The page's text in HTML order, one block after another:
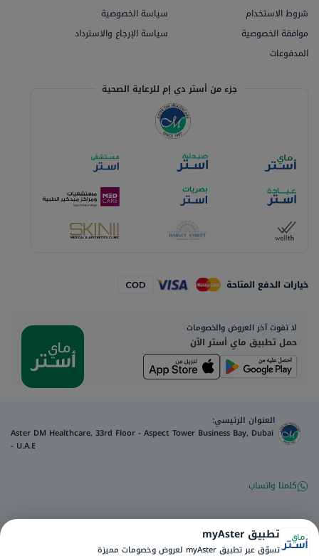
شروط الاستخدام
سياسة الخصوصية
موافقة الخصوصية
سياسة الإرجاع والاسترداد
المدفوعات
جزء من أستر دي إم للرعاية الصحية
خيارات الدفع المتاحة
لا تفوت آخر العروض والخصومات
حمل تطبيق ماي أستر الآن
العنوان الرئيسي:
Aster DM Healthcare, 33rd Floor - Aspect Tower Business Bay, Dubai
- U.A.E
كلمنا واتساب
تطبيق myAster
تسوّق عبر تطبيق myAster لعروض وخصومات مميزة